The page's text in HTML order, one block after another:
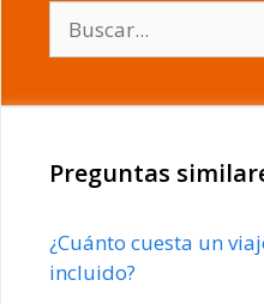
Preguntas
¿Cuánto cuesta un
incluido?